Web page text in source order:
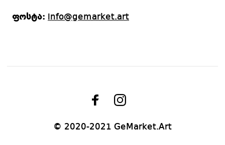
ფოსტა: info@gemarket.art
© 2020-2021 GeMarket.Art